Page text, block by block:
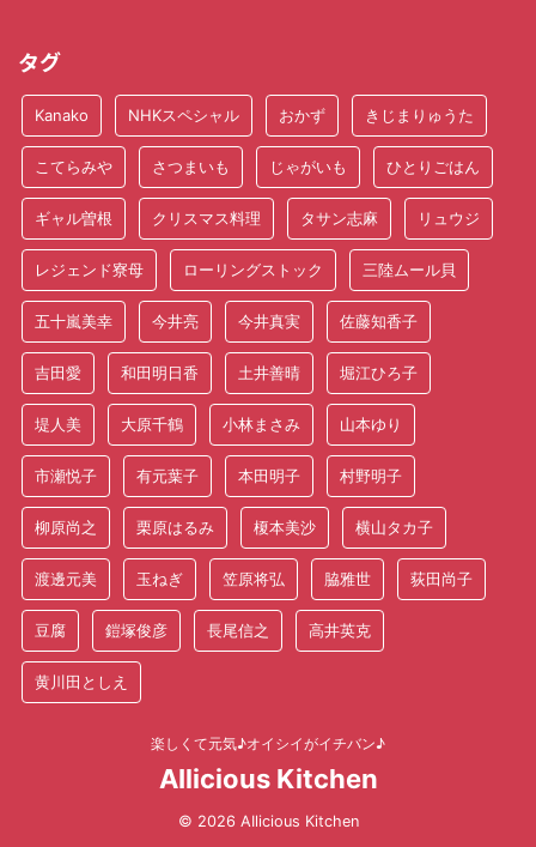
タグ
Kanako NHKスペシャル おかず きじまりゅうた
こてらみや さつまいも じゃがいも ひとりごはん
ギャル曽根 クリスマス料理 タサン志麻 リュウジ
レジェンド寮母 ローリングストック 三陸ムール貝
五十嵐美幸 今井亮 今井真実 佐藤知香子
吉田愛 和田明日香 土井善晴 堀江ひろ子
堤人美 大原千鶴 小林まさみ 山本ゆり
市瀬悦子 有元葉子 本田明子 村野明子
柳原尚之 栗原はるみ 榎本美沙 横山タカ子
渡邊元美 玉ねぎ 笠原将弘 脇雅世 荻田尚子
豆腐 鎧塚俊彦 長尾信之 高井英克
黄川田としえ
楽しくて元気♪オイシイがイチバン♪
AIlicious Kitchen
© 2026 AIlicious Kitchen